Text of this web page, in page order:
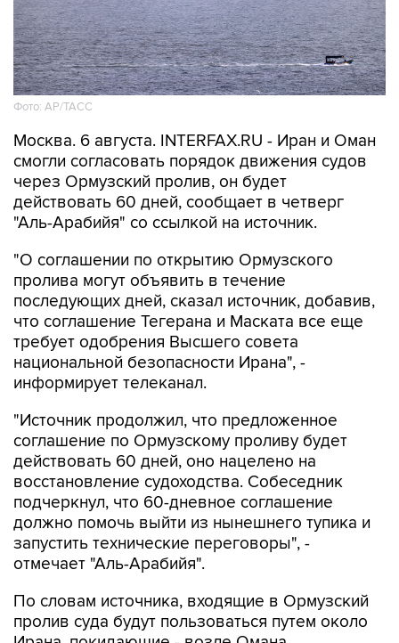
Фото: AP/ТАСС
Москва. 6 августа. INTERFAX.RU - Иран и Оман
смогли согласовать порядок движения судов
через Ормузский пролив, он будет
действовать 60 дней, сообщает в четверг
"Аль-Арабийя" со ссылкой на источник.
"О соглашении по открытию Ормузского
пролива могут объявить в течение
последующих дней, сказал источник, добавив,
что соглашение Тегерана и Маската все еще
требует одобрения Высшего совета
национальной безопасности Ирана", -
информирует телеканал.
"Источник продолжил, что предложенное
соглашение по Ормузскому проливу будет
действовать 60 дней, оно нацелено на
восстановление судоходства. Собеседник
подчеркнул, что 60-дневное соглашение
должно помочь выйти из нынешнего тупика и
запустить технические переговоры", -
отмечает "Аль-Арабийя".
По словам источника, входящие в Ормузский
пролив суда будут пользоваться путем около